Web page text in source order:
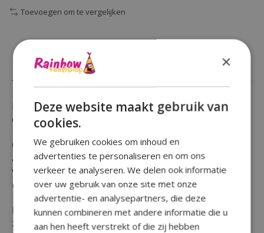
Toevoegen om te vergelijken
Beschrijving Reviews (0)
Natuurlijk wil je het feest graag afmaken tot in detail
en daar helpen deze luxe classy cocktailprikkers bij !
Op deze cocktail prikkers staan de cijfers ''16''
afgebeeld welke je prima kunt gebruiken bij een
verjaardag of feestje waar iemand deze leeftijd en
mijlpaal viert.
De cocktail prikkers zijn zwart en goud van kleur en
zijn verpakt in een set van maar liefst 50 stuks !
×
Deze website maakt gebruik van
cookies.
We gebruiken cookies om inhoud en
advertenties te personaliseren en om ons
verkeer te analyseren. We delen ook informatie
over uw gebruik van onze site met onze
advertentie- en analysepartners, die deze
kunnen combineren met andere informatie die u
aan hen heeft verstrekt of die zij hebben